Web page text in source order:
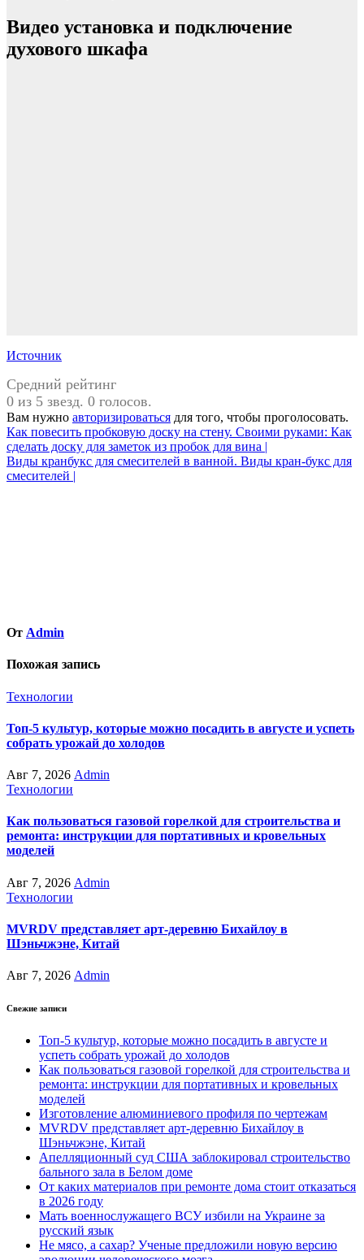
Видео установка и подключение
духового шкафа
Источник
Средний рейтинг
0 из 5 звезд. 0 голосов.
Вам нужно авторизироваться для того, чтобы проголосовать.
Навигация
по
записям
Как повесить пробковую доску на стену. Своими руками: Как
сделать доску для заметок из пробок для вина |
Виды кранбукс для смесителей в ванной. Виды кран-букс для
смесителей |
От Admin
Похожая запись
Технологии
Топ-5 культур, которые можно посадить в августе и успеть
собрать урожай до холодов
Авг 7, 2026 Admin
Технологии
Как пользоваться газовой горелкой для строительства и
ремонта: инструкции для портативных и кровельных
моделей
Авг 7, 2026 Admin
Технологии
MVRDV представляет арт-деревню Бихайлоу в
Шэньчжэне, Китай
Авг 7, 2026 Admin
Свежие записи
Топ-5 культур, которые можно посадить в августе и
успеть собрать урожай до холодов
Как пользоваться газовой горелкой для строительства и
ремонта: инструкции для портативных и кровельных
моделей
Изготовление алюминиевого профиля по чертежам
MVRDV представляет арт-деревню Бихайлоу в
Шэньчжэне, Китай
Апелляционный суд США заблокировал строительство
бального зала в Белом доме
От каких материалов при ремонте дома стоит отказаться
в 2026 году
Мать военнослужащего ВСУ избили на Украине за
русский язык
Не мясо, а сахар? Ученые предложили новую версию